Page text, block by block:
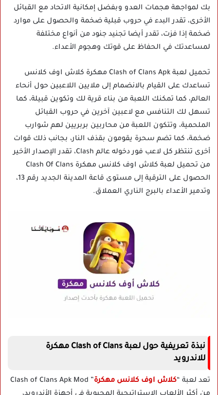
بك لمواجهة هجمات العدو وبفضل إمكانية الاتحاد مع القبائل
الأخرى، تقدر البدء في حروب قبلية ضخمة والحصول على موارد
ضخمة إذا فزت، تقدر أيضا تجنيد جنود من أنواع مختلفة
لمساعدتك في الحفاظ على قوتك وهجوم الأعداء.
تحميل لعبة Clash of Clans Apk مهكرة كلاش اوف كلانس
تساعدك على القيام بالانضمام إلى ملايين اللاعبين حول أنحاء
العالم، كما تمكنك اللعبة من بناء قرية لك وتكوين قبيلة، كما
تسهل لك التنافس مع لاعبين آخرين في حروب القبائل
الملحمية، وتتكون اللعبة من محاربين بربريين لهم شوارب
ضخمة، كما تضم سحرة يقومون بقذف النار، بجانب ذلك قوات
أخرى تنتظر كل لاعب فور دخوله عالم Clash، تقدر الإصدار الأخير
من تحميل لعبة كلاش اوف كلانس مهكرة Clash Of Clans
الحصول على الترقية إلى مستوى قاعة المدينة الجديد رقم 13،
وتدمير الأعداء بالبرج الناري العملاق.
نبذة تعريفية حول لعبة Clash of Clans مهكرة
للاندرويد
تعد لعبة “كلاش اوف كلانس مهكرة
” Clash of Clans Apk Mod